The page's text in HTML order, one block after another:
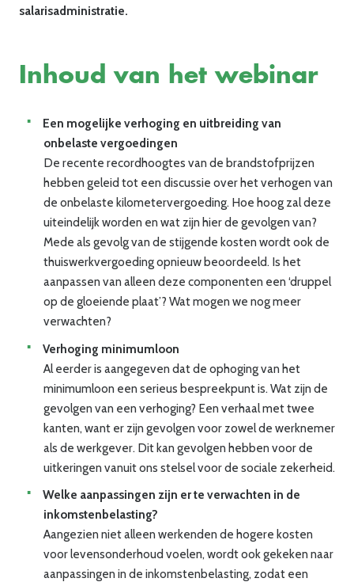
salarisadministratie.
Inhoud van het webinar
Een mogelijke verhoging en uitbreiding van
onbelaste vergoedingen
De recente recordhoogtes van de brandstofprijzen
hebben geleid tot een discussie over het verhogen van
de onbelaste kilometervergoeding. Hoe hoog zal deze
uiteindelijk worden en wat zijn hier de gevolgen van?
Mede als gevolg van de stijgende kosten wordt ook de
thuiswerkvergoeding opnieuw beoordeeld. Is het
aanpassen van alleen deze componenten een ‘druppel
op de gloeiende plaat’? Wat mogen we nog meer
verwachten?
Verhoging minimumloon
Al eerder is aangegeven dat de ophoging van het
minimumloon een serieus bespreekpunt is. Wat zijn de
gevolgen van een verhoging? Een verhaal met twee
kanten, want er zijn gevolgen voor zowel de werknemer
als de werkgever. Dit kan gevolgen hebben voor de
uitkeringen vanuit ons stelsel voor de sociale zekerheid.
Welke aanpassingen zijn er te verwachten in de
inkomstenbelasting?
Aangezien niet alleen werkenden de hogere kosten
voor levensonderhoud voelen, wordt ook gekeken naar
aanpassingen in de inkomstenbelasting, zodat een